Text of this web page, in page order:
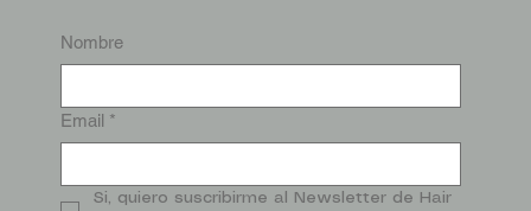
Nombre
Email *
Si, quiero suscribirme al Newsletter de Hair